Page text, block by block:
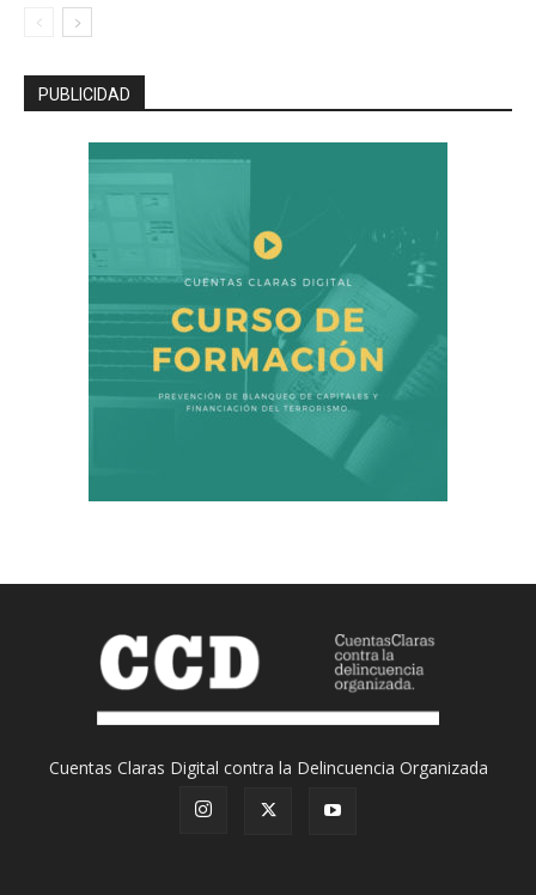
PUBLICIDAD
Cuentas Claras Digital contra la Delincuencia Organizada